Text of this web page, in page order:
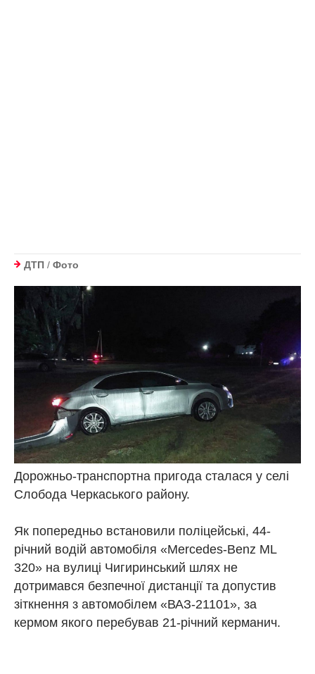
ДТП / Фото
Дорожньо-транспортна пригода сталася у селі
Слобода Черкаського району.
Як попередньо встановили поліцейські, 44-
річний водій автомобіля «Mercedes-Benz ML
320» на вулиці Чигиринський шлях не
дотримався безпечної дистанції та допустив
зіткнення з автомобілем «ВАЗ-21101», за
кермом якого перебував 21-річний керманич.